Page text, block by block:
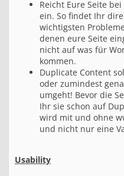
Reicht Eure Seite
ein. So findet Ihr
wichtigsten
denen eure Seite
nicht auf was für
kommen.
Duplicate Content
oder zumindest
umgeht! Bevor die
Ihr sie schon auf
wird mit und ohne
und nicht nur eine
Usability